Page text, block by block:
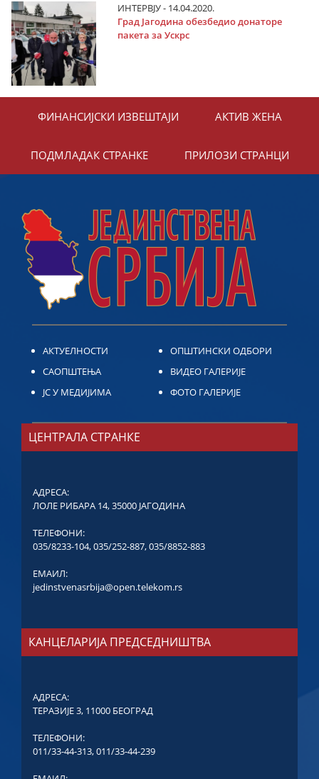
ИНТЕРВЈУ - 14.04.2020.
Град Јагодина обезбедио донаторе
пакета за Ускрс
ФИНАНСИЈСКИ ИЗВЕШТАЈИ АКТИВ ЖЕНА
ПОДМЛАДАК СТРАНКЕ ПРИЛОЗИ СТРАНЦИ
АКТУЕЛНОСТИ
САОПШТЕЊА
ЈС У МЕДИЈИМА
ОПШТИНСКИ ОДБОРИ
ВИДЕО ГАЛЕРИЈЕ
ФОТО ГАЛЕРИЈЕ
ЦЕНТРАЛА СТРАНКЕ
АДРЕСА:
ЛОЛЕ РИБАРА 14, 35000 ЈАГОДИНА
ТЕЛЕФОНИ:
035/8233-104,035/252-887,035/8852-883
ЕМАИЛ:
jedinstvenasrbija@open.telekom.rs
КАНЦЕЛАРИЈА ПРЕДСЕДНИШТВА
АДРЕСА:
ТЕРАЗИЈЕ 3, 11000 БЕОГРАД
ТЕЛЕФОНИ:
011/33-44-313,011/33-44-239